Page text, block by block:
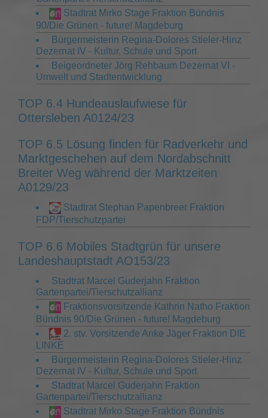
Stadtrat Mirko Stage Fraktion Bündnis
90/Die Grünen - future! Magdeburg
Bürgermeisterin Regina-Dolores Stieler-Hinz
Dezernat IV - Kultur, Schule und Sport
Beigeordneter Jörg Rehbaum Dezernat VI -
Umwelt und Stadtentwicklung
TOP 6.4 Hundeauslaufwiese für
Ottersleben A0124/23
TOP 6.5 Lösung finden für Radverkehr und
Marktgeschehen auf dem Nordabschnitt
Breiter Weg während der Marktzeiten
A0129/23
Stadtrat Stephan Papenbreer Fraktion
FDP/Tierschutzpartei
TOP 6.6 Mobiles Stadtgrün für unsere
Landeshauptstadt AO153/23
Stadtrat Marcel Guderjahn Fraktion
Gartenpartei/Tierschutzallianz
Fraktionsvorsitzende Kathrin Natho Fraktion
Bündnis 90/Die Grünen - future! Magdeburg
2. stv. Vorsitzende Anke Jäger Fraktion DIE
LINKE
Bürgermeisterin Regina-Dolores Stieler-Hinz
Dezernat IV - Kultur, Schule und Sport
Stadtrat Marcel Guderjahn Fraktion
Gartenpartei/Tierschutzallianz
Stadtrat Mirko Stage Fraktion Bündnis